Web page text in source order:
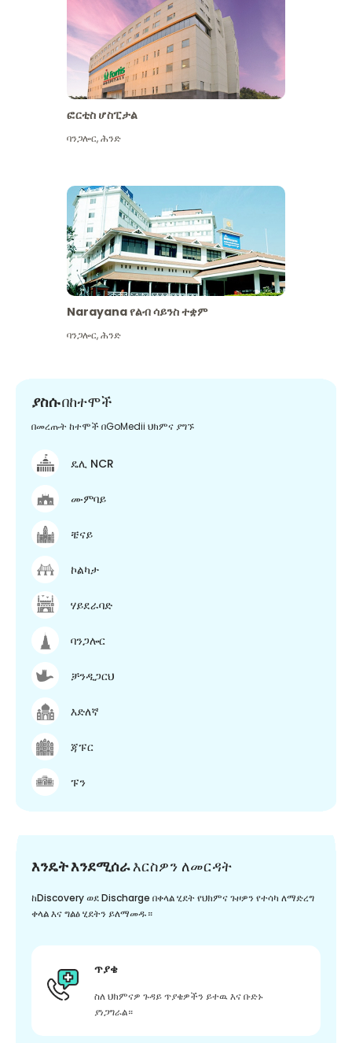
ፎርቲስ ሆስፒታል
ባንጋሎር,ሕንድ
Narayana የልብ ሳይንስ ተቋም
ባንጋሎር,ሕንድ
ያስሱበከተሞች
በመረጡት ከተሞች በGoMedii ህክምና ያግኙ
ዴሊ NCR
ሙምባይ
ቼናይ
ኮልካታ
ሃይደራባድ
ባንጋሎር
ቻንዲጋርህ
እድለኛ
ጃፑር
ፑን
እንዴት እንደሚሰራእርስዎን ለመርዳት
ከDiscovery ወደ Discharge በቀላል ሂደት የህክምና ጉዞዎን የተሳካ ለማድረግ
ቀላል እና ግልፅ ሂደትን ይለማመዱ።
ጥያቄ
ስለ ህክምናዎ ጉዳይ ጥያቄዎችን ይተዉ እና ቡድኑ
ያነጋግራል።